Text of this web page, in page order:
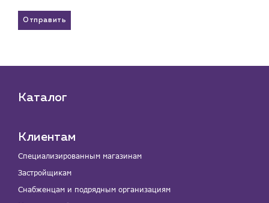
Отправить
Каталог
Клиентам
Специализированным магазинам
Застройщикам
Снабженцам и подрядным организациям